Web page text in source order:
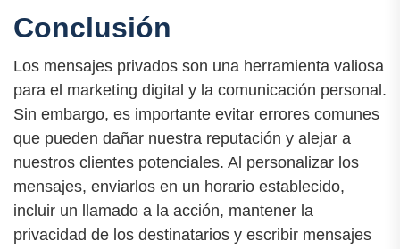
Conclusión
Los mensajes privados son una herramienta valiosa
para el marketing digital y la comunicación personal.
Sin embargo, es importante evitar errores comunes
que pueden dañar nuestra reputación y alejar a
nuestros clientes potenciales. Al personalizar los
mensajes, enviarlos en un horario establecido,
incluir un llamado a la acción, mantener la
privacidad de los destinatarios y escribir mensajes